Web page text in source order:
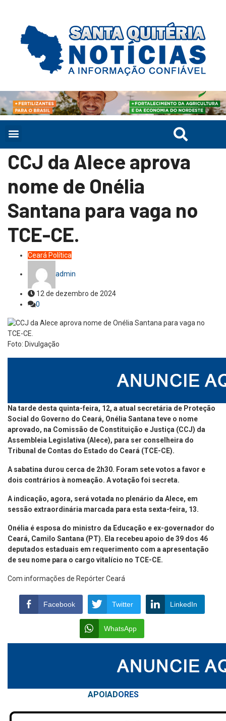
CCJ da Alece aprova
nome de Onélia
Santana para vaga no
TCE-CE.
Ceará Política
admin
12 de dezembro de 2024
0
Foto: Divulgação
Na tarde desta quinta-feira, 12, a atual secretária de Proteção
Social do Governo do Ceará, Onélia Santana teve o nome
aprovado, na Comissão de Constituição e Justiça (CCJ) da
Assembleia Legislativa (Alece), para ser conselheira do
Tribunal de Contas do Estado do Ceará (TCE-CE).
A sabatina durou cerca de 2h30. Foram sete votos a favor e
dois contrários à nomeação. A votação foi secreta.
A indicação, agora, será votada no plenário da Alece, em
sessão extraordinária marcada para esta sexta-feira, 13.
Onélia é esposa do ministro da Educação e ex-governador do
Ceará, Camilo Santana (PT). Ela recebeu apoio de 39 dos 46
deputados estaduais em requerimento com a apresentação
de seu nome para o cargo vitalício no TCE-CE.
Com informações de Repórter Ceará
Facebook Twitter LinkedIn
WhatsApp
APOIADORES